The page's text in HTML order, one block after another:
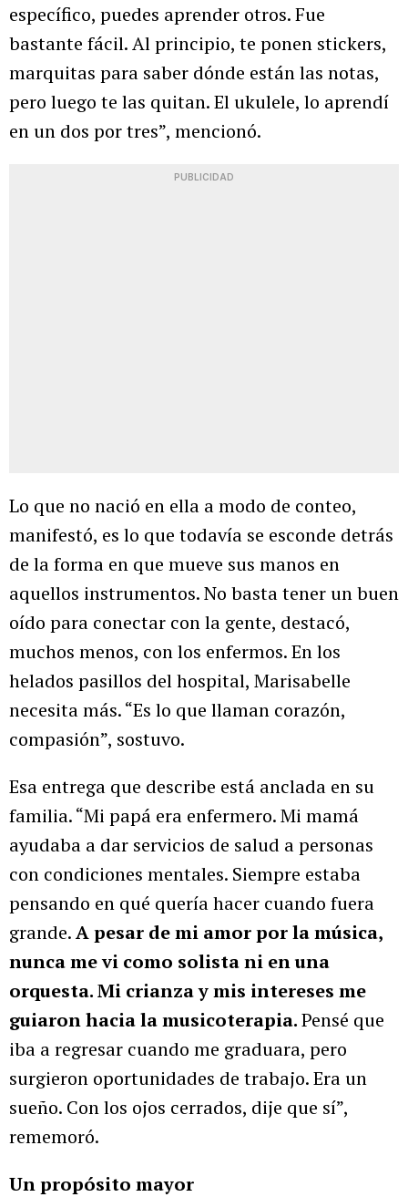
específico, puedes aprender otros. Fue
bastante fácil. Al principio, te ponen stickers,
marquitas para saber dónde están las notas,
pero luego te las quitan. El ukulele, lo aprendí
en un dos por tres”, mencionó.
PUBLICIDAD
Lo que no nació en ella a modo de conteo,
manifestó, es lo que todavía se esconde detrás
de la forma en que mueve sus manos en
aquellos instrumentos. No basta tener un buen
oído para conectar con la gente, destacó,
muchos menos, con los enfermos. En los
helados pasillos del hospital, Marisabelle
necesita más. “Es lo que llaman corazón,
compasión”, sostuvo.
Esa entrega que describe está anclada en su
familia. “Mi papá era enfermero. Mi mamá
ayudaba a dar servicios de salud a personas
con condiciones mentales. Siempre estaba
pensando en qué quería hacer cuando fuera
grande.A pesar de mi amor por la música,
nunca me vi como solista ni en una
orquesta. Mi crianza y mis intereses me
guiaron hacia la musicoterapia.Pensé que
iba a regresar cuando me graduara, pero
surgieron oportunidades de trabajo. Era un
sueño. Con los ojos cerrados, dije que sí”,
rememoró.
Un propósito mayor